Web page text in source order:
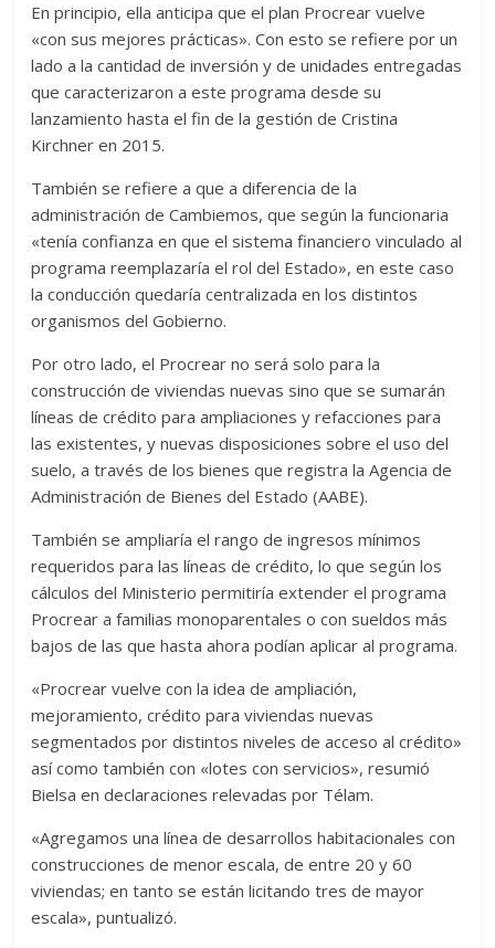
En principio, ella anticipa que el plan Procrear vuelve
«con sus mejores prácticas». Con esto se refiere por un
lado a la cantidad de inversión y de unidades entregadas
que caracterizaron a este programa desde su
lanzamiento hasta el fin de la gestión de Cristina
Kirchner en 2015.
También se refiere a que a diferencia de la
administración de Cambiemos, que según la funcionaria
«tenía confianza en que el sistema financiero vinculado al
programa reemplazaría el rol del Estado», en este caso
la conducción quedaría centralizada en los distintos
organismos del Gobierno.
Por otro lado, el Procrear no será solo para la
construcción de viviendas nuevas sino que se sumarán
líneas de crédito para ampliaciones y refacciones para
las existentes, y nuevas disposiciones sobre el uso del
suelo, a través de los bienes que registra la Agencia de
Administración de Bienes del Estado (AABE).
También se ampliaría el rango de ingresos mínimos
requeridos para las líneas de crédito, lo que según los
cálculos del Ministerio permitiría extender el programa
Procrear a familias monoparentales o con sueldos más
bajos de las que hasta ahora podían aplicar al programa.
«Procrear vuelve con la idea de ampliación,
mejoramiento, crédito para viviendas nuevas
segmentados por distintos niveles de acceso al crédito»
así como también con «lotes con servicios», resumió
Bielsa en declaraciones relevadas por Télam.
«Agregamos una línea de desarrollos habitacionales con
construcciones de menor escala, de entre 20 y 60
viviendas; en tanto se están licitando tres de mayor
escala», puntualizó.